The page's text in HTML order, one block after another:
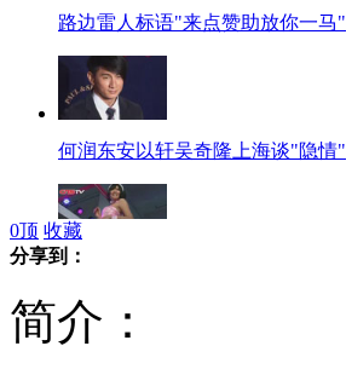
路边雷人标语"来点赞助放你一马"
何润东安以轩吴奇隆上海谈"隐情"
0顶 收藏
分享到：
简介：